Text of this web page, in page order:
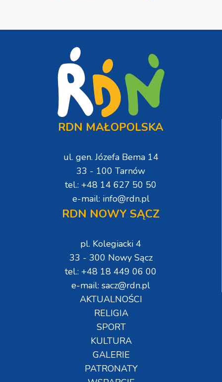
RDN MAŁOPOLSKA
ul. gen. Józefa Bema 14
33 - 100 Tarnów
tel.: +48 14 627 50 50
e-mail: info@rdn.pl
RDN NOWY SĄCZ
pl. Kolegiacki 4
33 - 300 Nowy Sącz
tel.: +48 18 449 06 00
e-mail: sacz@rdn.pl
AKTUALNOŚCI
RELIGIA
SPORT
KULTURA
GALERIE
PATRONATY